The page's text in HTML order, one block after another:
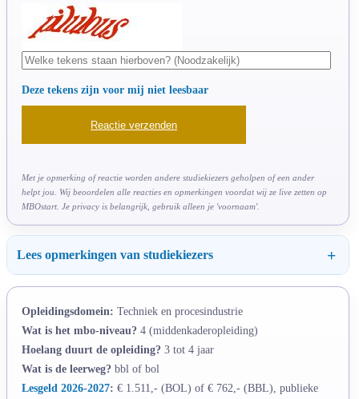
Deze tekens zijn voor mij niet leesbaar
Met je opmerking of reactie worden andere studiekiezers geholpen of een ander
helpt jou. Wij beoordelen alle reacties en opmerkingen voordat wij ze live zetten op
MBOstart. Je privacy is belangrijk, gebruik alleen je 'voornaam'.
Lees opmerkingen van studiekiezers
Opleidingsdomein: Techniek en procesindustrie
Wat is het mbo-niveau? 4 (middenkaderopleiding)
Hoelang duurt de opleiding? 3 tot 4 jaar
Wat is de leerweg? bbl of bol
Lesgeld 2026-2027: € 1.511,- (BOL) of € 762,- (BBL), publieke